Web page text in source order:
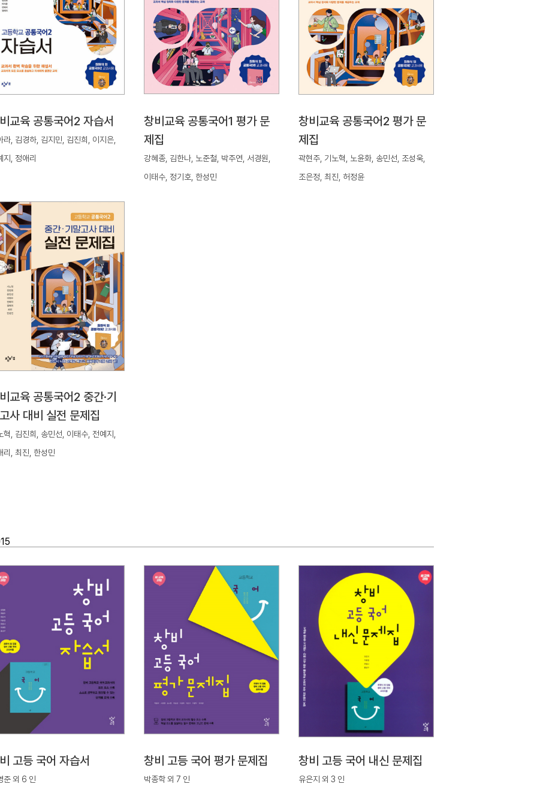
교육 공통국어2 자습서
라, 김경하, 김지민, 김진희, 이지은,
지, 정애리
창비교육 공통국어1 평가 문
제집
강혜종, 김한나, 노준철, 박주연, 서경원,
이태수, 정기호, 한성민
창비교육 공통국어2 평가 문
제집
곽현주, 기노혁, 노윤화, 송민선, 조성욱,
조은정, 최진, 허정윤
교육 공통국어2 중간·기
사 대비 실전 문제집
혁, 김진희, 송민선, 이태수, 전예지,
리, 최진, 한성민
고등 국어 자습서
준 외 6 인
창비 고등 국어 평가 문제집
박종학 외 7 인
창비 고등 국어 내신 문제집
유은지 외 3 인